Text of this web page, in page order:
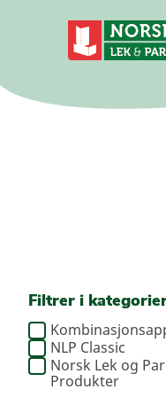
Filtrer i
NLP Classic
Norsk Lek og
Produkter